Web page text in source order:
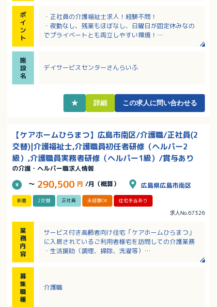
ポ
イ
ン
ト
・正社員の介護福祉士求人！経験不問！
・夜勤なし、残業もほぼなし、日曜日が固定休みなの
でプライベートとも両立しやすい環境！
携体制があり安心！
・上限65歳までの再雇用制度もあり、長くご活躍いた
施
設
名
デイサービスセンターさんらいふ
★ 詳細 この求人に問い合わせる
【ケアホームひらまつ】広島市南区/介護職/正社員(2
交替)|介護福祉士,介護職員初任者研修（ヘルパー2
級）,介護職員実務者研修（ヘルパー1級）/賞与あり
の介護・ヘルパー職求人情報
～ 290,500 円 /月（概算） 広島県広島市南区
新着 2交替 正社員 未経験OK 住宅手当あり
求人No.67326
業
務
内
容
サービス付き高齢者向け住宅「ケアホームひらまつ」
に入居されているご利用者様宅を訪問しての介護業務
・生活援助（調理、掃除、洗濯等）
募
集
職
種
介護職